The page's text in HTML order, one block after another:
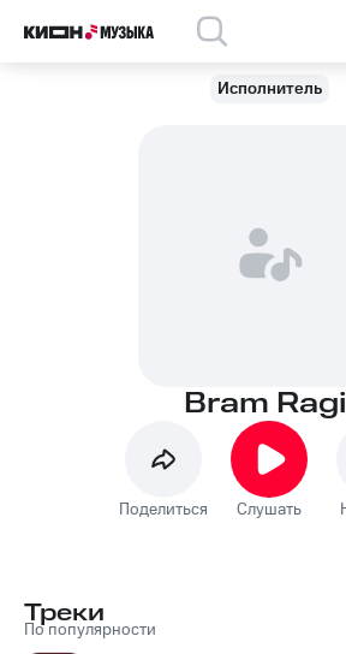
Исполнитель
Bram
Поделиться Слушать
Треки
По популярности